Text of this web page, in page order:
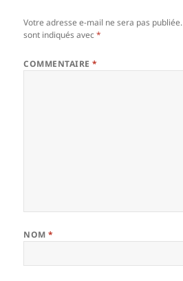
Votre adresse e-mail ne sera pas publiée.
sont indiqués avec*
COMMENTAIRE*
NOM*